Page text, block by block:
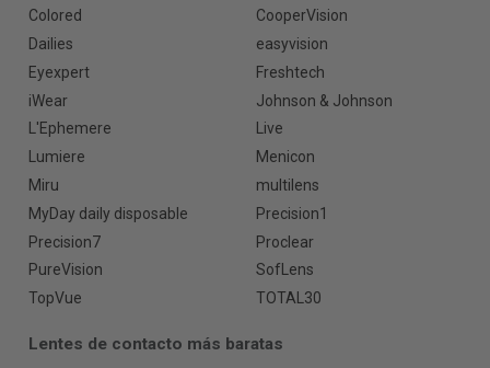
Colored
CooperVision
Dailies
easyvision
Eyexpert
Freshtech
iWear
Johnson & Johnson
L'Ephemere
Live
Lumiere
Menicon
Miru
multilens
MyDay daily disposable
Precision1
Precision7
Proclear
PureVision
SofLens
TopVue
TOTAL30
Lentes de contacto más baratas